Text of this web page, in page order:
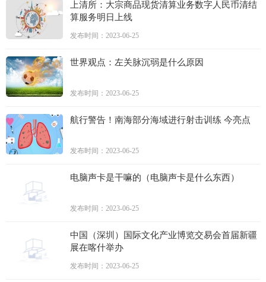
上清所：大宗商品现货清算业务数字人民币清结
算服务明日上线
发布时间：2023-06-25
世界观点：左关脉沉弱是什么原因
发布时间：2023-06-25
航行警告！南海部分海域进行射击训练 今亮点
发布时间：2023-06-25
电脑声卡是干嘛的（电脑声卡是什么东西）
发布时间：2023-06-25
中国（深圳）国际文化产业博览交易会首届新疆
展在喀什举办
发布时间：2023-06-25